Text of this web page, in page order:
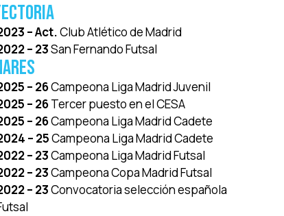
– Act.Club Atlético de Madrid
– 23San Fernando Futsal
– 26Campeona Liga Madrid Juvenil
– 26Tercer puesto en el CESA
– 26Campeona Liga Madrid Cadete
– 25Campeona Liga Madrid Cadete
– 23Campeona Liga Madrid Futsal
– 23Campeona Copa Madrid Futsal
– 23Convocatoria selección española